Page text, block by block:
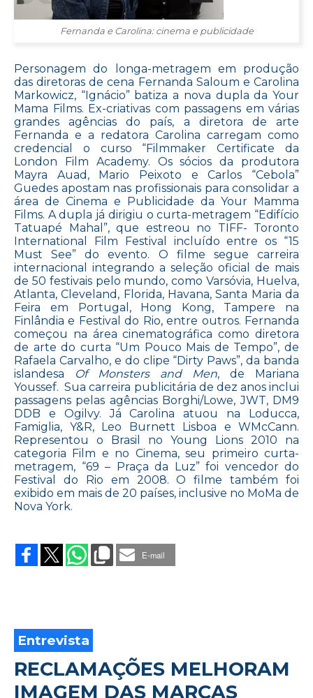
Fernanda e Carolina: cinema e publicidade
Personagem do longa-metragem em produção
das diretoras de cena Fernanda Saloum e Carolina
Markowicz, “Ignácio” batiza a nova dupla da Your
Mama Films. Ex-criativas com passagens em várias
grandes agências do país, a diretora de arte
Fernanda e a redatora Carolina carregam como
credencial o curso “Filmmaker Certificate da
London Film Academy. Os sócios da produtora
Mayra Auad, Mario Peixoto e Carlos “Cebola”
Guedes apostam nas profissionais para consolidar a
área de Cinema e Publicidade da Your Mamma
Films. A dupla já dirigiu o curta-metragem “Edifício
Tatuapé Mahal”, que estreou no TIFF- Toronto
International Film Festival incluído entre os “15
Must See” do evento. O filme segue carreira
internacional integrando a seleção oficial de mais
de 50 festivais pelo mundo, como Varsóvia, Huelva,
Atlanta, Cleveland, Florida, Havana, Santa Maria da
Feira em Portugal, Hong Kong, Tampere na
Finlândia e Festival do Rio, entre outros. Fernanda
começou na área cinematográfica como diretora
de arte do curta “Um Pouco Mais de Tempo”, de
Rafaela Carvalho, e do clipe “Dirty Paws”, da banda
islandesa
Of Monsters and Men, de Mariana
Youssef. Sua carreira publicitária de dez anos inclui
passagens pelas agências Borghi/Lowe, JWT, DM9
DDB e Ogilvy. Já Carolina atuou na Loducca,
Famiglia, Y&R, Leo Burnett Lisboa e WMcCann.
Representou o Brasil no Young Lions 2010 na
categoria Film e no Cinema, seu primeiro curta-
metragem, “69 – Praça da Luz” foi vencedor do
Festival do Rio em 2008. O filme também foi
exibido em mais de 20 países, inclusive no MoMa de
Nova York.
MAMMA
LANÇA
E-mail
Entrevista
RECLAMAÇÕES MELHORAM
IMAGEM DAS MARCAS